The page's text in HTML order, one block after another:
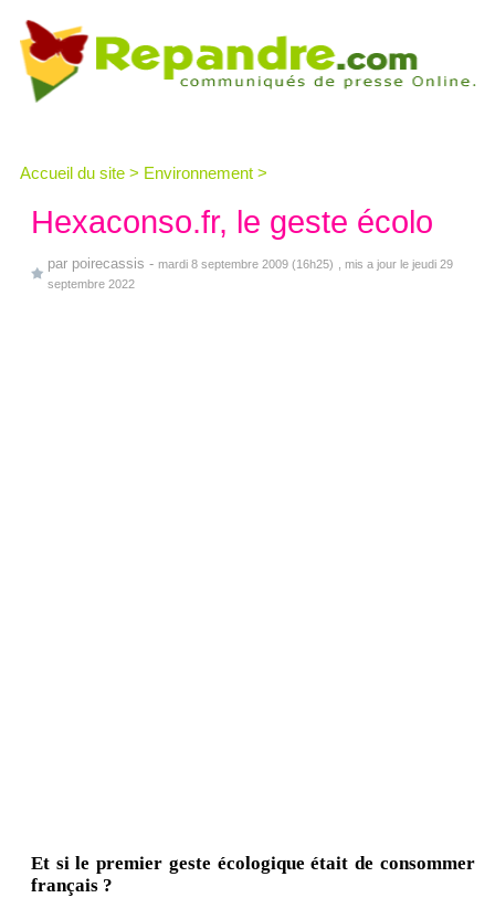
Accueil du site > Environnement >
Hexaconso.fr, le geste écolo
par poirecassis - mardi 8 septembre 2009 (16h25)
, mis a jour le jeudi 29
septembre 2022
Et si le premier geste écologique était de consommer
français ?